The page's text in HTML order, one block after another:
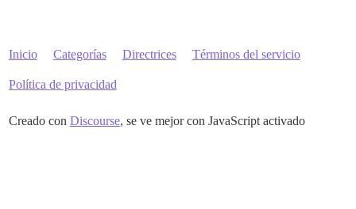
Inicio Categorías Directrices Términos del servicio
Política de privacidad
Creado con Discourse, se ve mejor con JavaScript activado